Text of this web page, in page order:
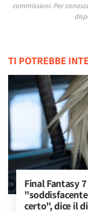
commissioni. Per
TI POTREBBE
Final Fantasy
certo", dice il